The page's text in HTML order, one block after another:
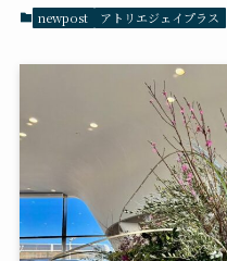
newpost アトリエジェイプラス